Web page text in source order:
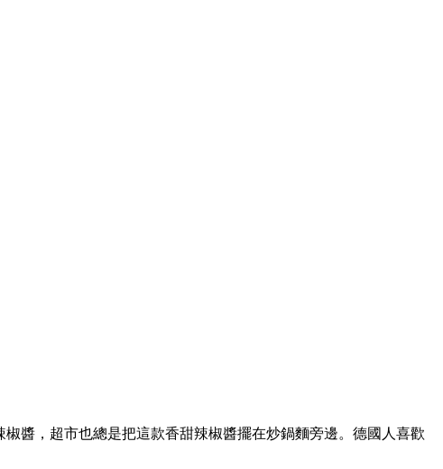
醬，超市也總是把這款香甜辣椒醬擺在炒鍋麵旁邊。德國人喜歡